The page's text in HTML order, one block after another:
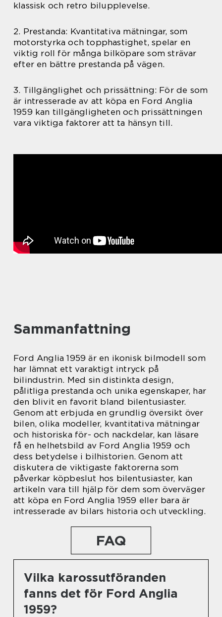
klassisk och retro bilupplevelse.
2. Prestanda: Kvantitativa mätningar, som
motorstyrka och topphastighet, spelar en
viktig roll för många bilköpare som strävar
efter en bättre prestanda på vägen.
3. Tillgänglighet och prissättning: För de som
är intresserade av att köpa en Ford Anglia
1959 kan tillgängligheten och prissättningen
vara viktiga faktorer att ta hänsyn till.
Sammanfattning
Ford Anglia 1959 är en ikonisk bilmodell som
har lämnat ett varaktigt intryck på
bilindustrin. Med sin distinkta design,
pålitliga prestanda och unika egenskaper, har
den blivit en favorit bland bilentusiaster.
Genom att erbjuda en grundlig översikt över
bilen, olika modeller, kvantitativa mätningar
och historiska för- och nackdelar, kan läsare
få en helhetsbild av Ford Anglia 1959 och
dess betydelse i bilhistorien. Genom att
diskutera de viktigaste faktorerna som
påverkar köpbeslut hos bilentusiaster, kan
artikeln vara till hjälp för dem som överväger
att köpa en Ford Anglia 1959 eller bara är
intresserade av bilars historia och utveckling.
FAQ
Vilka karossutföranden
fanns det för Ford Anglia
1959?